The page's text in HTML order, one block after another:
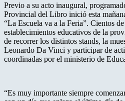
Previo a su acto inaugural,
Provincial del Libro inició esta
“La Escuela va a la Feria”. Cientos
establecimientos educativos de la
de recorrer los distintos stands, la
Leonardo Da Vinci y participar de
coordinadas por el ministerio de
“Es muy importante siempre